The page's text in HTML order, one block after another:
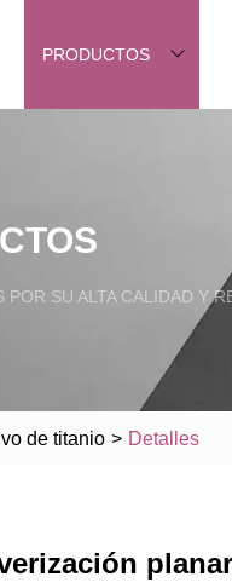
PRODUCTOS
SU ALTA CALIDAD Y
de titanio > Detalles